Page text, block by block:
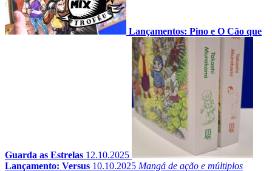
Lançamentos: Pino e O Cão que
Guarda as Estrelas 12.10.2025
Lançamento: Versus 10.10.2025 Mangá de ação e múltiplos